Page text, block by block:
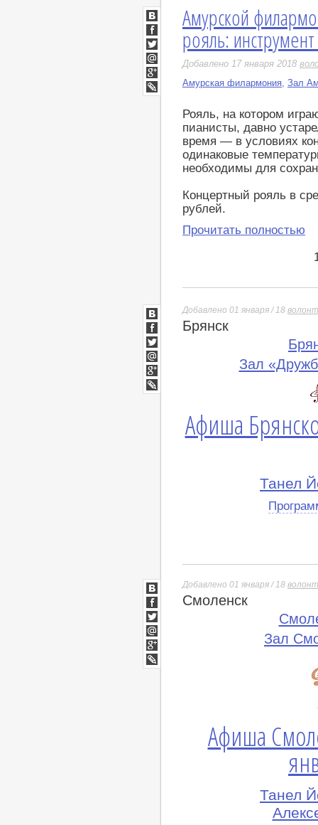
Амурской
рояль:
Добавлено 17 января 2018
Амурская филармония Зал
Рояль, на котором
пианисты, давно
время — в условиях
одинаковые
необходимы для
Концертный рояль в
рублей.
Прочитать полностью
ВКонтакте
Facebook
Twitter
Мой
Мир
Google+
LiveJournal
Добавлено 01 января / 18
Брянск
Зал
Афиша
Танел
ВКонтакте
Facebook
Twitter
Мой
Мир
Google+
lj
Добавлено 01 января / 18
Смоленск
Зал
Афиша
Танел
ВКонтакте
Facebook
Twitter
Мой
Мир
Google+
lj